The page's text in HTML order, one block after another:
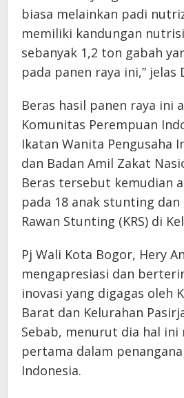
biasa melainkan padi
memiliki kandungan
sebanyak 1,2 ton gabah
pada panen raya ini,” jelas
Beras hasil panen raya ini
Komunitas Perempuan
Ikatan Wanita Pengusaha
dan Badan Amil Zakat
Beras tersebut kemudian
pada 18 anak stunting dan
Rawan Stunting (KRS) di
Pj Wali Kota Bogor, Hery
mengapresiasi dan
inovasi yang digagas oleh
Barat dan Kelurahan
Sebab, menurut dia hal ini
pertama dalam
Indonesia.